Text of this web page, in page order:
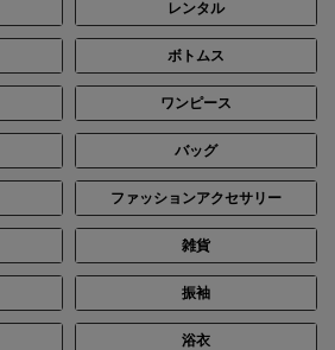
レンタル
ボトムス
ワンピース
バッグ
ファッションアクセサリー
雑貨
振袖
浴衣